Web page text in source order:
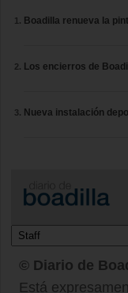
Boadilla renueva la
Los encierros de
Nueva instalación
© Diario de
Está